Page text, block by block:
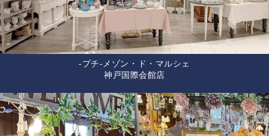
-プチ-メゾン・ド・マルシェ
神戸国際会館店